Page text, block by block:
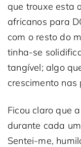
que trouxe esta
africanos para
com o resto do
tinha-se
tangível; algo
crescimento
Ficou claro que
durante cada
Sentei-me,